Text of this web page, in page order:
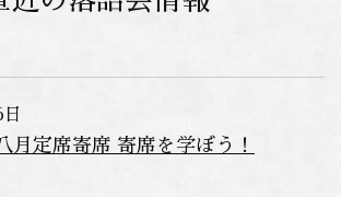
月定席寄席 寄席を学ぼう！